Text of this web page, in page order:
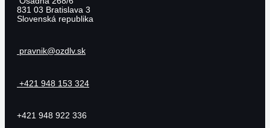
831 03 Bratislava 3
Slovenská republika
pravnik@ozdlv.sk
+421 948 153 324
+421 948 922 336